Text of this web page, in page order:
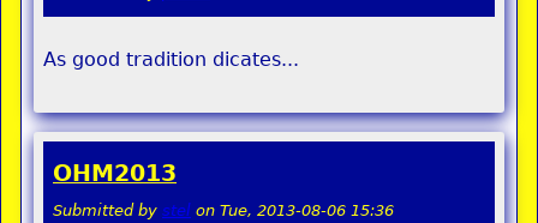
As good tradition dicates...
OHM2013
Submitted by stel on Tue, 2013-08-06 15:36